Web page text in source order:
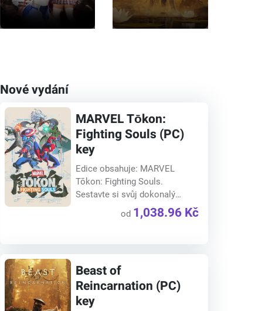
Nové vydání
MARVEL Tōkon:
Fighting Souls (PC)
key
Edice obsahuje: MARVEL
Tōkon: Fighting Souls.
Sestavte si svůj dokonalý
od 1,038.96 Kč
Beast of
Reincarnation (PC)
key